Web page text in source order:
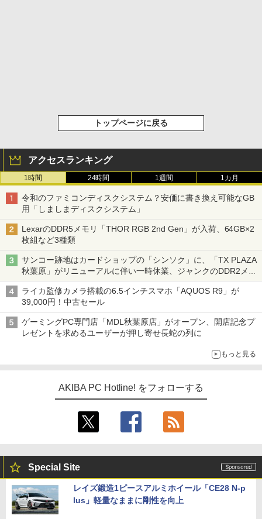
トップページに戻る
アクセスランキング
1時間 24時間 1週間 1カ月
令和のファミコンディスクシステム？安価に書き換え可能なGB
用「しましまディスクシステム」
LexarのDDR5メモリ「THOR RGB 2nd Gen」が入荷、64GB×2
枚組など3種類
サンコー跡地はカードショップの「シンソク」に、「TX PLAZA
秋葉原」がリニューアルに伴い一時休業、ジャンクのDDR2メモ
リが100円で販売など～ 最近の秋葉原 ～
ライカ監修カメラ搭載の6.5インチスマホ「AQUOS R9」が
39,000円！中古セール
ゲーミングPC専門店「MDL秋葉原店」がオープン、開店記念プ
レゼントを求めるユーザーが押し寄せ長蛇の列に
もっと見る
AKIBA PC Hotline! をフォローする
Special Site
レイズ鍛造1ピースアルミホイール「CE28 N-p
lus」軽量なままに剛性を向上